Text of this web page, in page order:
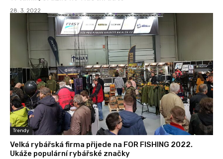
28. 3. 2022
Trendy
Velká rybářská firma přijede na FOR FISHING 2022.
Ukáže populární rybářské značky